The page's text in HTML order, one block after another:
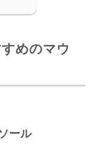
めのマウ
ール